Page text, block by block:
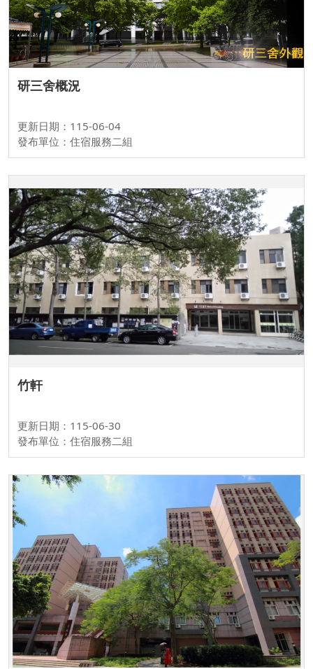
研三舍概況
更新日期：115-06-04
發布單位：住宿服務二組
竹軒
更新日期：115-06-30
發布單位：住宿服務二組